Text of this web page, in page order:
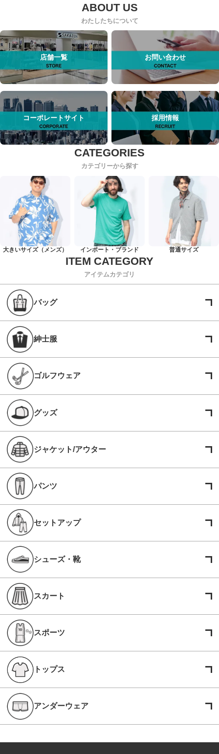
わたしたちについて
店舗一覧 お問い合わせ
コーポレートサイト 採用情報
カテゴリーから探す
大きいサイズ（メンズ） インポート・ブランド 普通サイズ
アイテムカテゴリ
バッグ
紳士服
ゴルフウェア
グッズ
ジャケット/アウター
パンツ
セットアップ
シューズ・靴
スカート
スポーツ
トップス
アンダーウェア